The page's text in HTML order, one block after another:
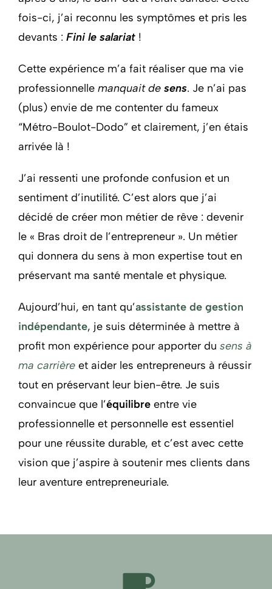
fois-ci, j’ai reconnu les symptômes et pris les
devants : Fini le salariat !
Cette expérience m’a fait réaliser que ma vie
professionnelle manquait de sens. Je n’ai pas
(plus) envie de me contenter du fameux
“Métro-Boulot-Dodo” et clairement, j’en étais
arrivée là !
J’ai ressenti une profonde confusion et un
sentiment d’inutilité. C’est alors que j’ai
décidé de créer mon métier de rêve : devenir
le « Bras droit de l’entrepreneur ». Un métier
qui donnera du sens à mon expertise tout en
préservant ma santé mentale et physique.
Aujourd’hui, en tant qu’assistante de gestion
indépendante, je suis déterminée à mettre à
profit mon expérience pour apporter du sens à
ma carrière et aider les entrepreneurs à réussir
tout en préservant leur bien-être. Je suis
convaincue que l’équilibre entre vie
professionnelle et personnelle est essentiel
pour une réussite durable, et c’est avec cette
vision que j’aspire à soutenir mes clients dans
leur aventure entrepreneuriale.